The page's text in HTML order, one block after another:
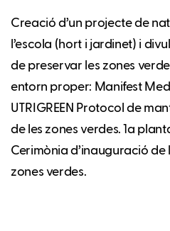
Creació d’un projecte de
l’escola (hort i jardinet) i
de preservar les zones
entorn proper: Manifest
UTRIGREEN Protocol de
de les zones verdes. 1a
Cerimònia d’inauguració de
zones verdes.